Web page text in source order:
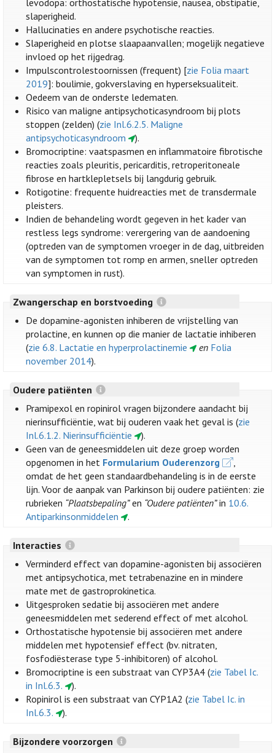
levodopa: orthostatische hypotensie, nausea, obstipatie,
slaperigheid.
Hallucinaties en andere psychotische reacties.
Slaperigheid en plotse slaapaanvallen; mogelijk negatieve
invloed op het rijgedrag.
Impulscontrolestoornissen (frequent) [zie Folia maart
2019]: boulimie, gokverslaving en hyperseksualiteit.
Oedeem van de onderste ledematen.
Risico van maligne antipsychoticasyndroom bij plots
stoppen (zelden) (zie Inl.6.2.5. Maligne
antipsychoticasyndroom
).
Bromocriptine: vaatspasmen en inflammatoire fibrotische
reacties zoals pleuritis, pericarditis, retroperitoneale
fibrose en hartklepletsels bij langdurig gebruik.
Rotigotine: frequente huidreacties met de transdermale
pleisters.
Indien de behandeling wordt gegeven in het kader van
restless legs syndrome: verergering van de aandoening
(optreden van de symptomen vroeger in de dag, uitbreiden
van de symptomen tot romp en armen, sneller optreden
van symptomen in rust).
Zwangerschap en borstvoeding
De dopamine-agonisten inhiberen de vrijstelling van
prolactine, en kunnen op die manier de lactatie inhiberen
(zie 6.8. Lactatie en hyperprolactinemie en Folia
november 2014).
Oudere patiënten
Pramipexol en ropinirol vragen bijzondere aandacht bij
nierinsufficiëntie, wat bij ouderen vaak het geval is (zie
Inl.6.1.2. Nierinsufficiëntie
).
Geen van de geneesmiddelen uit deze groep worden
opgenomen in het Formularium Ouderenzorg
,
omdat de het geen standaardbehandeling is in de eerste
lijn. Voor de aanpak van Parkinson bij oudere patiënten: zie
rubrieken “Plaatsbepaling”en “Oudere patiënten”in 10.6.
Antiparkinsonmiddelen
.
Interacties
Verminderd effect van dopamine-agonisten bij associëren
met antipsychotica, met tetrabenazine en in mindere
mate met de gastroprokinetica.
Uitgesproken sedatie bij associëren met andere
geneesmiddelen met sederend effect of met alcohol.
Orthostatische hypotensie bij associëren met andere
middelen met hypotensief effect (bv. nitraten,
fosfodiësterase type 5-inhibitoren) of alcohol.
Bromocriptine is een substraat van CYP3A4 (zie Tabel Ic.
in Inl.6.3.
).
Ropinirol is een substraat van CYP1A2 (zie Tabel Ic. in
Inl.6.3.
).
Bijzondere voorzorgen